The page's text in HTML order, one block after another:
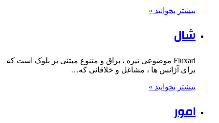
بیشتر بخوانید »
شال
Fluxari موضوعی تیره ، براق و متنوع مبتنی بر بلوک است که
برای آژانس ها ، مشاغل و خلاقانی که…
بیشتر بخوانید »
امور